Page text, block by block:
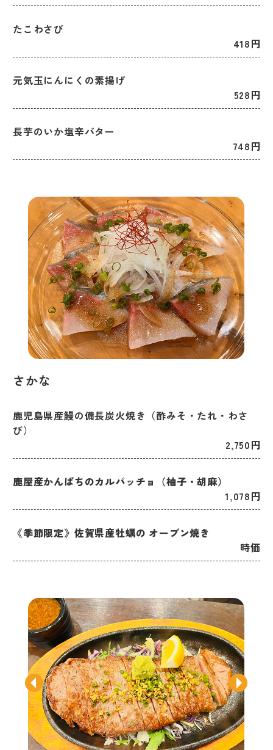
たこわさび
418円
元気玉にんにくの素揚げ
528円
長芋のいか塩辛バター
748円
さかな
鹿児島県産鰻の備長炭火焼き（酢みそ・たれ・わさ
び）
2,750円
鹿屋産かんぱちのカルパッチョ（柚子・胡麻）
1,078円
《季節限定》佐賀県産牡蠣の オーブン焼き
時価